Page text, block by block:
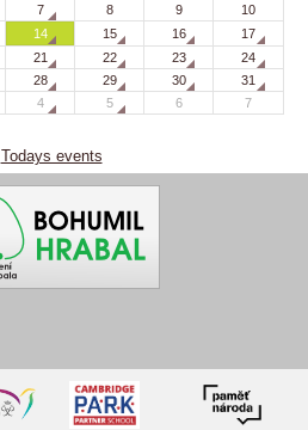
7 8 9
10
14 15 16
17
21 22 23
24
28 29 30
31
4 5 6 7
Todays events